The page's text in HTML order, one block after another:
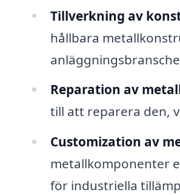
Tillverkning av
hållbara
Reparation av
till att reparera den,
Customization av
metallkomponenter
för industriella